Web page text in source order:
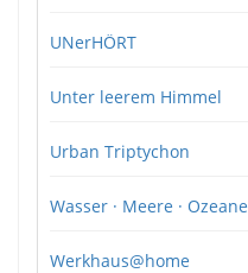
UNerHÖRT
Unter leerem Himmel
Urban Triptychon
Wasser · Meere · Ozeane
Werkhaus@home